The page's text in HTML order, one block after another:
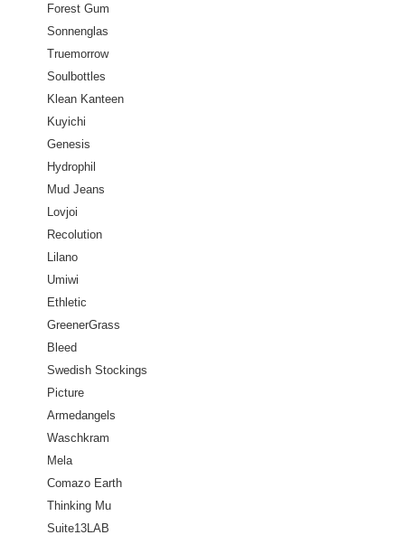
Forest Gum
Sonnenglas
Truemorrow
Soulbottles
Klean Kanteen
Kuyichi
Genesis
Hydrophil
Mud Jeans
Lovjoi
Recolution
Lilano
Umiwi
Ethletic
GreenerGrass
Bleed
Swedish Stockings
Picture
Armedangels
Waschkram
Mela
Comazo Earth
Thinking Mu
Suite13LAB